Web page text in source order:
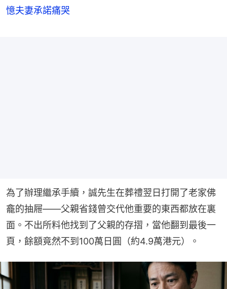
憶夫妻承諾痛哭
為了辦理繼承手續，誠先生在葬禮翌日打開了老家佛
龕的抽屜——父親省錢曾交代他重要的東西都放在裏
面。不出所料他找到了父親的存摺，當他翻到最後一
頁，餘額竟然不到100萬日圓（約4.9萬港元）。